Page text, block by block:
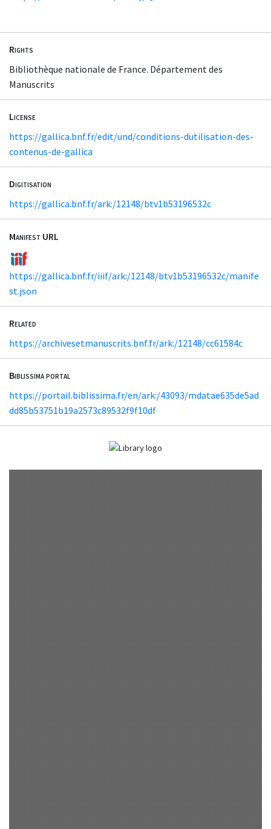
Rights
Bibliothèque nationale de France. Département des
Manuscrits
License
https://gallica.bnf.fr/edit/und/conditions-dutilisation-des-
contenus-de-gallica
Digitisation
https://gallica.bnf.fr/ark:/12148/btv1b53196532c
Manifest URL
https://gallica.bnf.fr/iiif/ark:/12148/btv1b53196532c/manife
st.json
Related
https://archivesetmanuscrits.bnf.fr/ark:/12148/cc61584c
Biblissima portal
https://portail.biblissima.fr/en/ark:/43093/mdatae635de5ad
dd85b53751b19a2573c89532f9f10df